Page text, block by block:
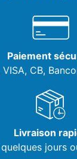
Paiement
CB,
Livraison
jours